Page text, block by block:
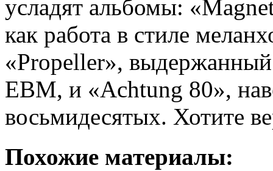
усладят альбомы:
как работа в стиле
«Propeller», выдержанный
EBM, и «Achtung 80»,
восьмидесятых. Хотите
Похожие материалы: